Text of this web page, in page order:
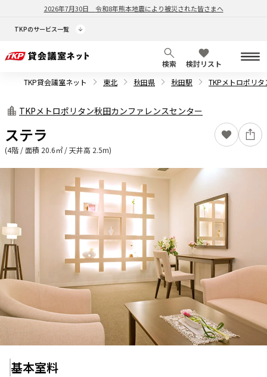
2026年7月30日 令和8年熊本地震により被災された皆さまへ
TKPのサービス一覧
検索
検討リスト
TKP貸会議室ネット
東北 秋田県 秋田駅 TKPメトロポリ
TKPメトロポリタン秋田カンファレンスセンター
ステラ
(4階 / 面積 20.6㎡ / 天井高 2.5m)
基本室料